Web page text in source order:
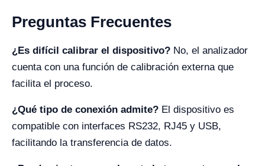
Preguntas Frecuentes
¿Es difícil calibrar el dispositivo? No, el analizador
cuenta con una función de calibración externa que
facilita el proceso.
¿Qué tipo de conexión admite? El dispositivo es
compatible con interfaces RS232, RJ45 y USB,
facilitando la transferencia de datos.